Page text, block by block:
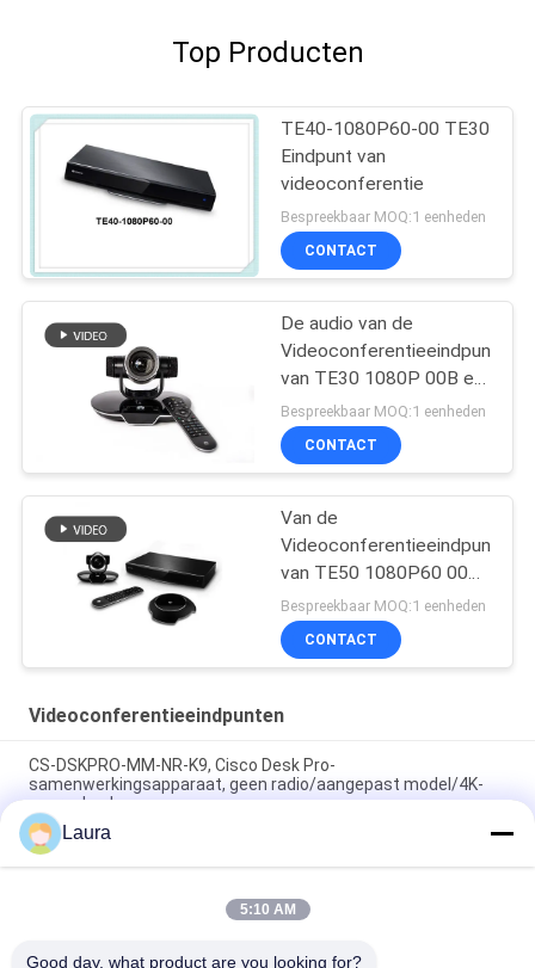
Top Producten
TE40-1080P60-00 TE30
Eindpunt van
videoconferentie
Bespreekbaar MOQ:1 eenheden
CONTACT
De audio van de
Videoconferentieeindpunten
van TE30 1080P 00B en
videoconferentiesysteem
Bespreekbaar MOQ:1 eenheden
CONTACT
Van de
Videoconferentieeindpunten
van TE50 1080P60 00
de
videoconferentiesysteem
logitech
Bespreekbaar MOQ:1 eenheden
CONTACT
Videoconferentieeindpunten
CS-DSKPRO-MM-NR-K9, Cisco Desk Pro-
samenwerkingsapparaat, geen radio/aangepast model/4K-
aanraakscherm
Poly Studio X52 videobar en TC10
aanraakbedieningspaneelbundel, 7200-88085-001
Poly G7500 met Studio E70 en TC10-controllerkit
Laura
5:10 AM
Good day, what product are you looking for?